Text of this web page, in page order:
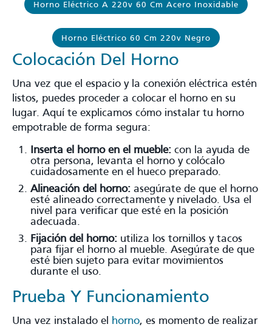
Horno Eléctrico A 220v 60 Cm Acero Inoxidable
Horno Eléctrico 60 Cm 220v Negro
Colocación Del Horno
Una vez que el espacio y la conexión eléctrica estén
listos, puedes proceder a colocar el horno en su
lugar. Aquí te explicamos cómo instalar tu horno
empotrable de forma segura:
Inserta el horno en el mueble: con la ayuda de
otra persona, levanta el horno y colócalo
cuidadosamente en el hueco preparado.
Alineación del horno: asegúrate de que el horno
esté alineado correctamente y nivelado. Usa el
nivel para verificar que esté en la posición
adecuada.
Fijación del horno: utiliza los tornillos y tacos
para fijar el horno al mueble. Asegúrate de que
esté bien sujeto para evitar movimientos
durante el uso.
Prueba Y Funcionamiento
Una vez instalado el horno, es momento de realizar